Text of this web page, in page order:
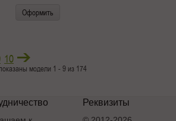
Оформить
10
показаны модели 1 - 9 из 174
Реквизиты